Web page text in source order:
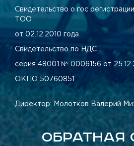
Свидетельство о гос
ТОО
от 02.12.2010 года
Свидетельство по НДС
серия 48001 № 0006156 от
ОКПО 50760851
Директор: Молотков Валерий
ОБРАТНАЯ